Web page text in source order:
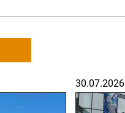
30.07.2026